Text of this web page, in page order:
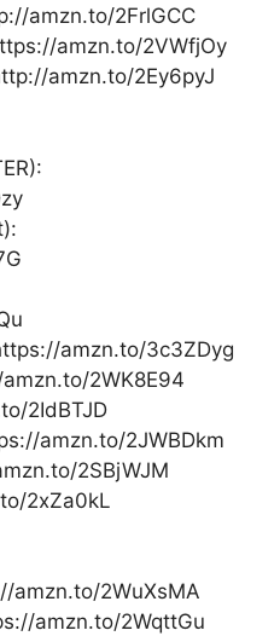
amzn.to/2FrlGCC
amzn.to/2VWfjOy
amzn.to/2Ey6pyJ
amzn.to/3c3ZDyg
2WK8E94
2IdBTJD
amzn.to/2JWBDkm
2SBjWJM
2xZa0kL
amzn.to/2WuXsMA
amzn.to/2WqttGu